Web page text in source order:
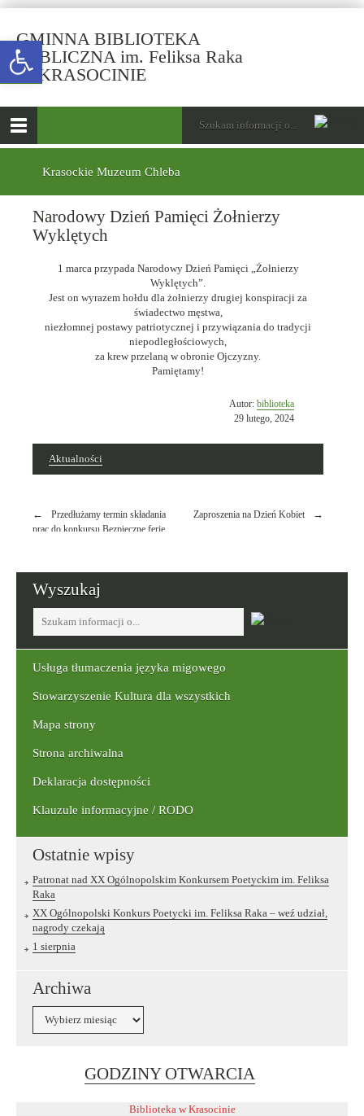
Open toolbar
GMINNA BIBLIOTEKA
PUBLICZNA im. Feliksa Raka
W KRASOCINIE-
Dzień
Pamięci
Żołnierzy
Wyklętych
górne
Otwórz
menu
wpisz
szukaną
Krasockie Muzeum Chleba
Narodowy Dzień Pamięci Żołnierzy
Wyklętych
1 marca przypada Narodowy Dzień Pamięci „Żołnierzy
Wyklętych”.
Jest on wyrazem hołdu dla żołnierzy drugiej konspiracji za
świadectwo męstwa,
niezłomnej postawy patriotycznej i przywiązania do tradycji
niepodległościowych,
za krew przelaną w obronie Ojczyzny.
Pamiętamy!
Autor:bibliotekaOpublikowano
w
29 lutego, 2024
Aktualności
Nawigacja
wpisu
Przedłużamy termin składania
prac do konkursu Bezpieczne ferie
Zaproszenia na Dzień Kobiet
Wyszukaj
wpisz
Usługa tłumaczenia języka migowego
Stowarzyszenie Kultura dla wszystkich
Mapa strony
Strona archiwalna
Deklaracja dostępności
Klauzule informacyjne / RODO
Ostatnie wpisy
Patronat nad XX Ogólnopolskim Konkursem Poetyckim im. Feliksa
Raka
XX Ogólnopolski Konkurs Poetycki im. Feliksa Raka – weź udział,
nagrody czekają
1 sierpnia
Archiwa
GODZINY OTWARCIA
Biblioteka w Krasocinie